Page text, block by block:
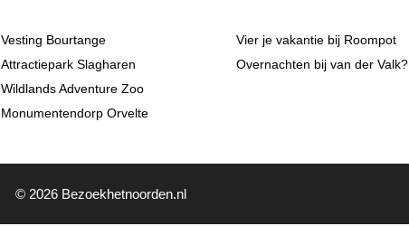
Vesting Bourtange
Attractiepark Slagharen
Wildlands Adventure Zoo
Monumentendorp Orvelte
Vier je vakantie bij Roompot
Overnachten bij van der Valk?
© 2026 Bezoekhetnoorden.nl